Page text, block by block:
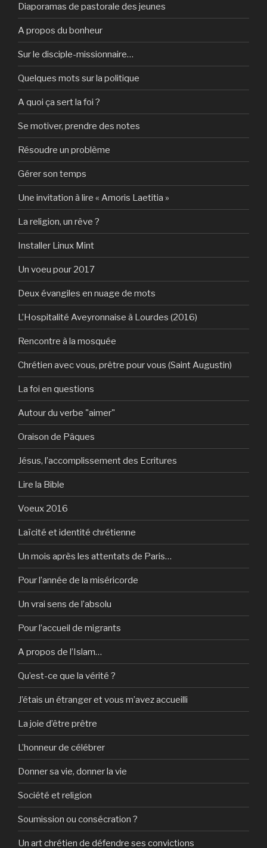
Diaporamas de pastorale des jeunes
A propos du bonheur
Sur le disciple-missionnaire…
Quelques mots sur la politique
A quoi ça sert la foi ?
Se motiver, prendre des notes
Résoudre un problème
Gérer son temps
Une invitation à lire « Amoris Laetitia »
La religion, un rêve ?
Installer Linux Mint
Un voeu pour 2017
Deux évangiles en nuage de mots
L’Hospitalité Aveyronnaise à Lourdes (2016)
Rencontre à la mosquée
Chrétien avec vous, prêtre pour vous (Saint Augustin)
La foi en questions
Autour du verbe "aimer"
Oraison de Pâques
Jésus, l’accomplissement des Ecritures
Lire la Bible
Voeux 2016
Laïcité et identité chrétienne
Un mois après les attentats de Paris…
Pour l’année de la miséricorde
Un vrai sens de l’absolu
Pour l’accueil de migrants
A propos de l’Islam…
Qu’est-ce que la vérité ?
J’étais un étranger et vous m’avez accueilli
La joie d’être prêtre
L’honneur de célébrer
Donner sa vie, donner la vie
Société et religion
Soumission ou consécration ?
Un art chrétien de défendre ses convictions